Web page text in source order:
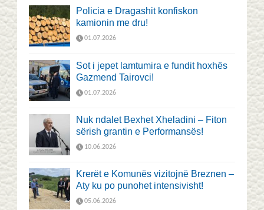
Policia e Dragashit konfiskon
kamionin me dru!
01.07.2026
Sot i jepet lamtumira e fundit hoxhës
Gazmend Tairovci!
01.07.2026
Nuk ndalet Bexhet Xheladini – Fiton
sërish grantin e Performansës!
10.06.2026
Krerët e Komunës vizitojnë Breznen –
Aty ku po punohet intensivisht!
05.06.2026